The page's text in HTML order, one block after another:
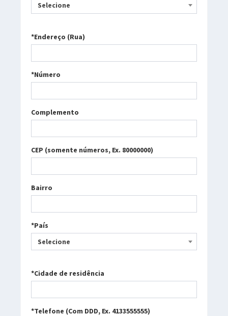
Selecione
*Endereço (Rua)
*Número
Complemento
CEP (somente números, Ex. 80000000)
Bairro
*País
Selecione
*Cidade de residência
*Telefone (Com DDD, Ex. 4133555555)